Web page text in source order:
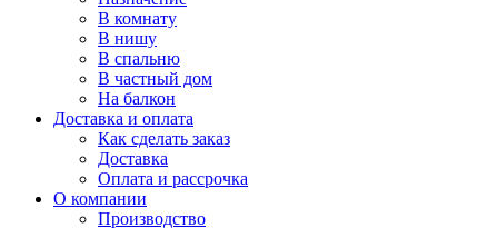
В комнату
В нишу
В спальню
В частный дом
На балкон
Доставка и оплата
Как сделать заказ
Доставка
Оплата и рассрочка
О компании
Производство